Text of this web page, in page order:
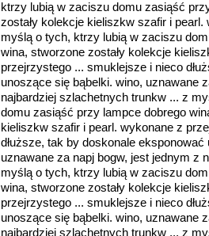
ktrzy lubią w zaciszu domu zasiąść
zostały kolekcje kieliszkw szafir i
myślą o tych, ktrzy lubią w zaciszu
wina, stworzone zostały kolekcje
przejrzystego ... smuklejsze i nieco
unoszące się bąbelki. wino, uznawane
najbardziej szlachetnych trunkw ... z
domu zasiąść przy lampce dobrego
kieliszkw szafir i pearl. wykonane z
dłuższe, tak by doskonale
uznawane za napj bogw, jest jednym z
myślą o tych, ktrzy lubią w zaciszu
wina, stworzone zostały kolekcje
przejrzystego ... smuklejsze i nieco
unoszące się bąbelki. wino, uznawane
najbardziej szlachetnych trunkw ... z